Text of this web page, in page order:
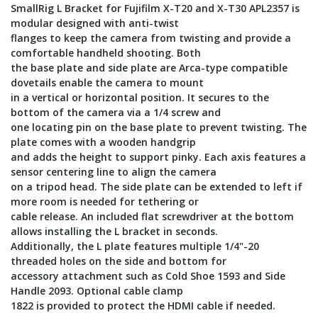
SmallRig L Bracket for Fujifilm X-T20 and X-T30 APL2357 is
modular designed with anti-twist
flanges to keep the camera from twisting and provide a
comfortable handheld shooting. Both
the base plate and side plate are Arca-type compatible
dovetails enable the camera to mount
in a vertical or horizontal position. It secures to the
bottom of the camera via a 1/4 screw and
one locating pin on the base plate to prevent twisting. The
plate comes with a wooden handgrip
and adds the height to support pinky. Each axis features a
sensor centering line to align the camera
on a tripod head. The side plate can be extended to left if
more room is needed for tethering or
cable release. An included flat screwdriver at the bottom
allows installing the L bracket in seconds.
Additionally, the L plate features multiple 1/4"-20
threaded holes on the side and bottom for
accessory attachment such as Cold Shoe 1593 and Side
Handle 2093. Optional cable clamp
1822 is provided to protect the HDMI cable if needed.